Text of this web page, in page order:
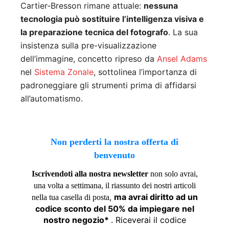
Cartier-Bresson rimane attuale: nessuna
tecnologia può sostituire l’intelligenza visiva e
la preparazione tecnica del fotografo. La sua
insistenza sulla pre-visualizzazione
dell’immagine, concetto ripreso da Ansel Adams
nel Sistema Zonale, sottolinea l’importanza di
padroneggiare gli strumenti prima di affidarsi
all’automatismo.
Non perderti la nostra offerta di
benvenuto
Iscrivendoti alla nostra newsletternon solo avrai,
una volta a settimana, il riassunto dei nostri articoli
nella tua casella di posta, ma avrai diritto ad un
codice sconto del 50% da impiegare nel
nostro negozio* . Riceverai il codice